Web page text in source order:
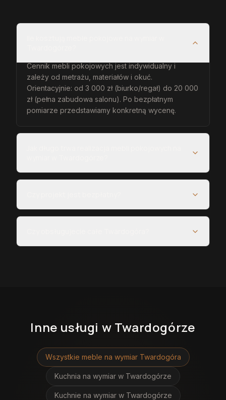
Cennik mebli pokojowych jest indywidualny i
zależy od metrażu, materiałów i okuć.
Orientacyjnie: od 3 000 zł (biurko/regał) do 20 000
zł (pełna zabudowa salonu). Po bezpłatnym
pomiarze przedstawiamy konkretną wycenę.
Inne usługi w Twardogórze
Wszystkie meble na wymiar Twardogóra
Kuchnia na wymiar w Twardogórze
Kuchnie na wymiar w Twardogórze